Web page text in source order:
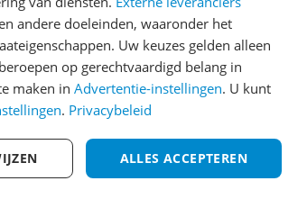
zijn nog geen reviews geschreven
jij dit product in bezit en wil je graag je
het schrijven van je review. Afhankelijk
review gemiddeld tussen de 3 en 10
bezoekers een betere keuze te
!Klik hier voor de actievoorwaarden.
andere doeleinden, waaronder het
Uw keuzes gelden alleen
op gerechtvaardigd belang in
maken in Advertentie-instellingen. U kunt
. Privacybeleid
ALLES ACCEPTEREN